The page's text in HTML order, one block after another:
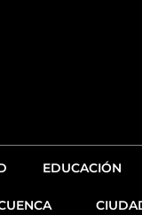
EDUCACIÓN